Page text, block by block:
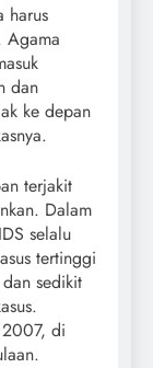
harus
Agama
dan
ke depan
terjakit
Dalam
selalu
tertinggi
sedikit
2007, di